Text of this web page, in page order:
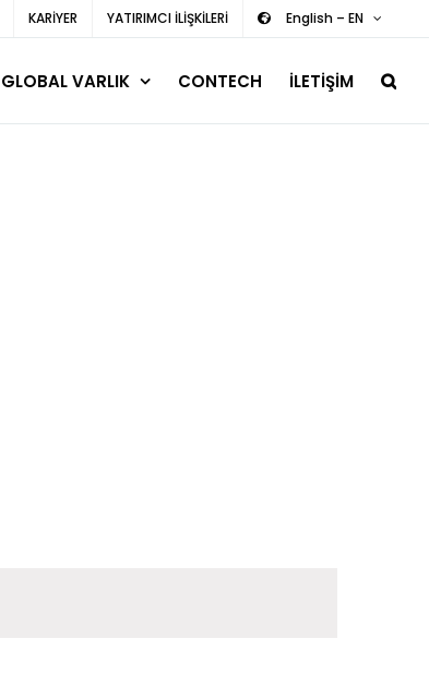
KARİYER YATIRIMCI İLİŞKİLERİ English – EN
GLOBAL VARLIK CONTECH İLETİŞİM